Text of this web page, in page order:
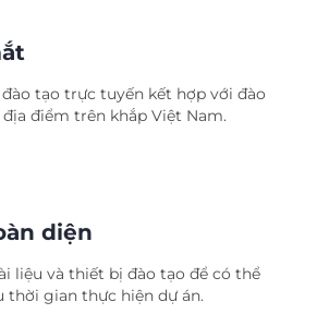
tạo trực tuyến kết hợp với đào
điểm trên khắp Việt Nam.
diện
liệu và thiết bị đào tạo để có thể
thời gian thực hiện dự án.